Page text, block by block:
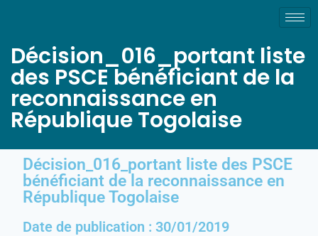
Décision_016_portant liste
des PSCE bénéficiant de la
reconnaissance en
République Togolaise
Décision_016_portant liste des PSCE
bénéficiant de la reconnaissance en
République Togolaise
Date de publication : 30/01/2019